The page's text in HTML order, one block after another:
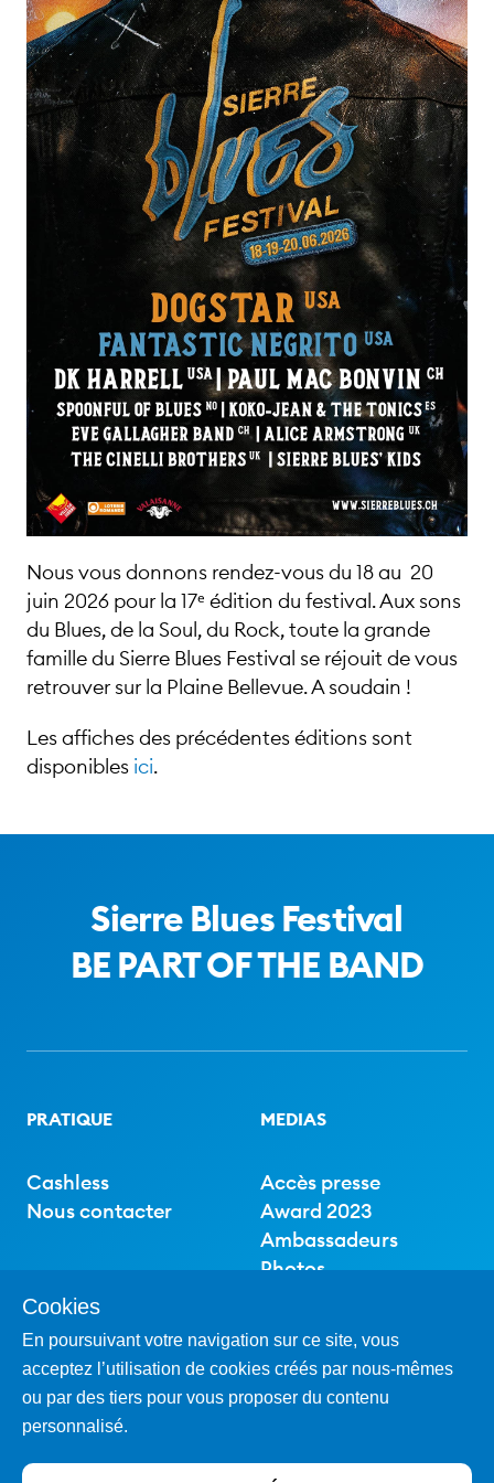
Français•Allemand•Anglais
Nous vous donnons rendez-vous du 18 au 20
juin 2026 pour la 17ᵉ édition du festival. Aux sons
du Blues, de la Soul, du Rock, toute la grande
famille du Sierre Blues Festival se réjouit de vous
retrouver sur la Plaine Bellevue. A soudain !
Les affiches des précédentes éditions sont
disponibles ici.
Cookies
En poursuivant votre navigation sur ce site, vous
acceptez l’utilisation de cookies créés par nous-mêmes
ou par des tiers pour vous proposer du contenu
personnalisé.
Sierre Blues Festival
BE PART OF THE BAND
PRATIQUE
Cashless
Nous contacter
MEDIAS
Accès presse
Award 2023
Ambassadeurs
Photos
SOUTIEN
Partenaires
Club des amis